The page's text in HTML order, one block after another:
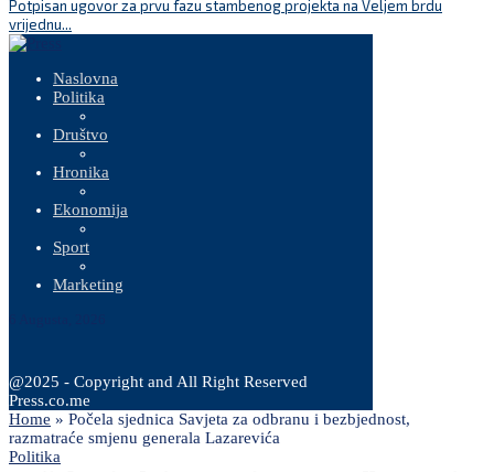
Potpisan ugovor za prvu fazu stambenog projekta na Veljem brdu
vrijednu...
Naslovna
Politika
Društvo
Hronika
Ekonomija
Sport
Marketing
@2025 - Copyright and All Right Reserved
Press.co.me
Home » Počela sjednica Savjeta za odbranu i bezbjednost,
razmatraće smjenu generala Lazarevića
Politika